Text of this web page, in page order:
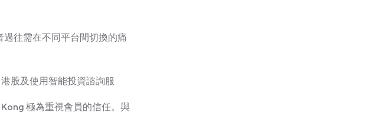
往需在不同平台間切換的痛
股及使用智能投資諮詢服
極為重視會員的信任。與